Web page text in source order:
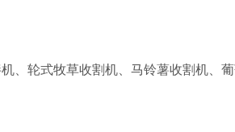
、轮式牧草收割机、马铃薯收割机、